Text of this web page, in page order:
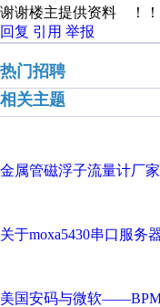
谢谢楼主提供资料 ！！
回复 引用 举报
热门招聘
相关主题
金属管磁浮子流量计厂
关于moxa5430串口服务
美国安码与微软